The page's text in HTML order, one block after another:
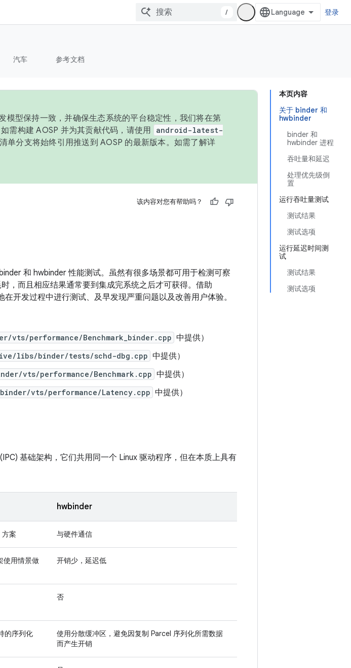
/ 登录
汽车 参考文档
本页内容
关于 binder 和
hwbinder
binder 和
hwbinder 进程
吞吐量和延迟
处理优先级倒
置
运行吞吐量测试
测试结果
测试选项
运行延迟时间测
试
测试结果
测试选项
模型保持一致，并确保生态系统的平台稳定性，我们将在第
需构建 AOSP 并为其贡献代码，请使用
android-latest-
清单分支将始终引用推送到 AOSP 的最新版本。如需了解详
该内容对您有帮助吗？
和 hwbinder 性能测试。虽然有很多场景都可用于检测可察
，而且相应结果通常要到集成完系统之后才可获得。借助
开发过程中进行测试、及早发现严重问题以及改善用户体验。
vts/performance/Benchmark_binder.cpp 中提供）
libs/binder/tests/schd-dbg.cpp 中提供）
vts/performance/Benchmark.cpp 中提供）
vts/performance/Latency.cpp 中提供）
基础架构，它们共用同一个 Linux 驱动程序，但在本质上具有
hwbinder
方案 与硬件通信
使用情景做
开销少，延迟低
否
的序列化
使用分散缓冲区，避免因复制 Parcel 序列化所需数据
而产生开销